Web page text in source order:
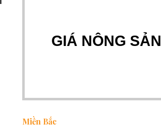
GIÁ NÔNG SẢN
Miền Bắc